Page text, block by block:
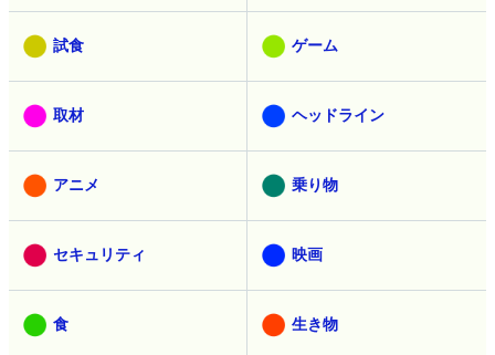
試食 ゲーム
取材 ヘッドライン
アニメ 乗り物
セキュリティ 映画
食 生き物